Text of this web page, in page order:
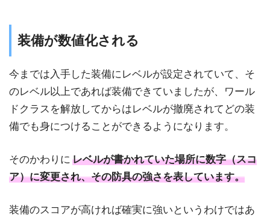
装備が数値化される
今までは入手した装備にレベルが設定されていて、そ
のレベル以上であれば装備できていましたが、ワール
ドクラスを解放してからはレベルが撤廃されてどの装
備でも身につけることができるようになります。
そのかわりに レベルが書かれていた場所に数字（スコ
ア）に変更され、その防具の強さを表しています。
装備のスコアが高ければ確実に強いというわけではあ